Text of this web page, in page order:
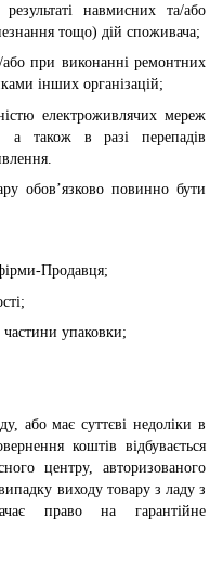
навмисних та/або
тощо) дій споживача;
або при виконанні ремонтних
інших організацій;
електроживлячих мереж
а також в разі перепадів
обов’язково повинно бути
Продавця;
частини упаковки;
має суттєві недоліки в
коштів відбувається
центру, авторизованого
виходу товару з ладу з
право на гарантійне